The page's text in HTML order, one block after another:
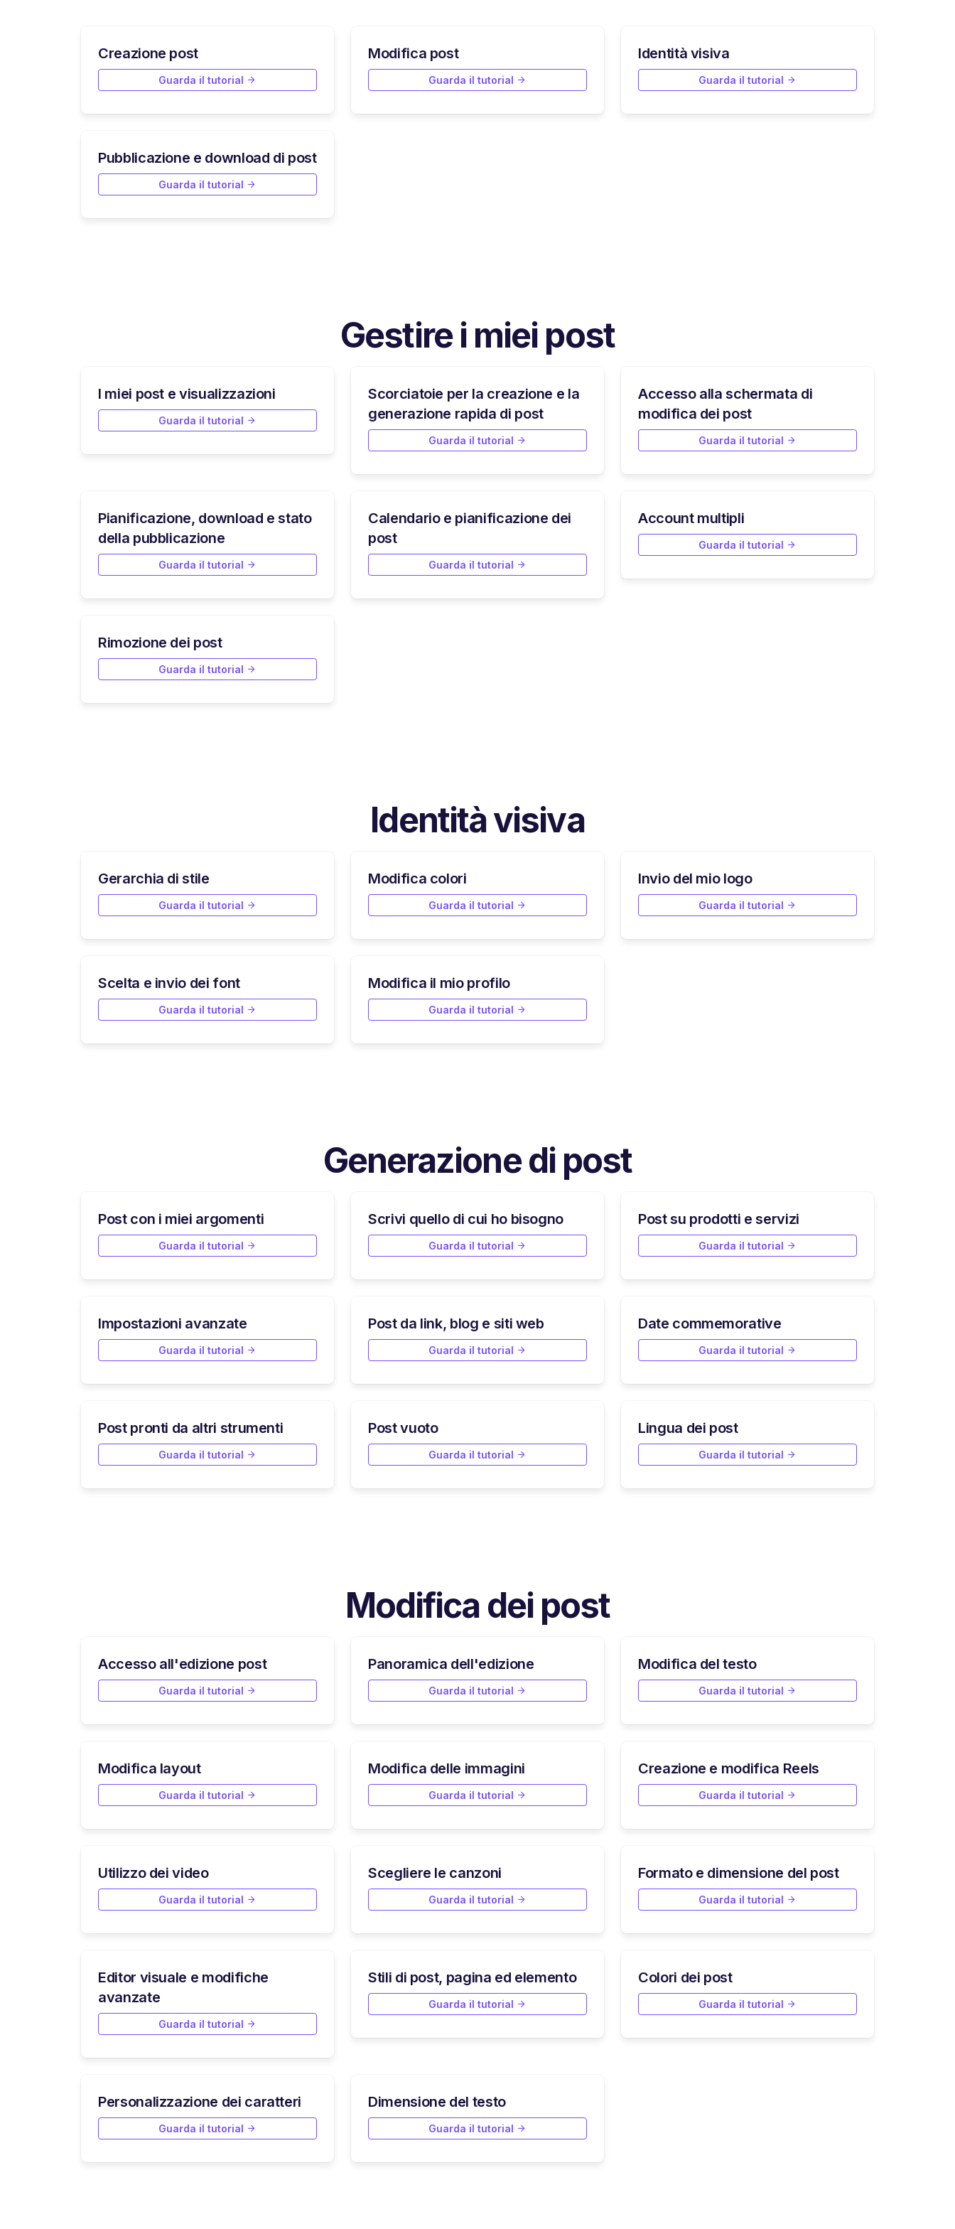
Creazione post
Guarda il tutorial
Modifica post
Guarda il tutorial
Identità visiva
Guarda il tutorial
Pubblicazione e download di post
Guarda il tutorial
Gestire i miei post
I miei post e visualizzazioni
Guarda il tutorial
Scorciatoie per la creazione e la
generazione rapida di post
Guarda il tutorial
Accesso alla schermata di
modifica dei post
Guarda il tutorial
Pianificazione, download e stato
della pubblicazione
Guarda il tutorial
Calendario e pianificazione dei
post
Guarda il tutorial
Account multipli
Guarda il tutorial
Rimozione dei post
Guarda il tutorial
Identità visiva
Gerarchia di stile
Guarda il tutorial
Modifica colori
Guarda il tutorial
Invio del mio logo
Guarda il tutorial
Scelta e invio dei font
Guarda il tutorial
Modifica il mio profilo
Guarda il tutorial
Generazione di post
Post con i miei argomenti
Guarda il tutorial
Scrivi quello di cui ho bisogno
Guarda il tutorial
Post su prodotti e servizi
Guarda il tutorial
Impostazioni avanzate
Guarda il tutorial
Post da link, blog e siti web
Guarda il tutorial
Date commemorative
Guarda il tutorial
Post pronti da altri strumenti
Guarda il tutorial
Post vuoto
Guarda il tutorial
Lingua dei post
Guarda il tutorial
Modifica dei post
Accesso all'edizione post
Guarda il tutorial
Panoramica dell'edizione
Guarda il tutorial
Modifica del testo
Guarda il tutorial
Modifica layout
Guarda il tutorial
Modifica delle immagini
Guarda il tutorial
Creazione e modifica Reels
Guarda il tutorial
Utilizzo dei video
Guarda il tutorial
Scegliere le canzoni
Guarda il tutorial
Formato e dimensione del post
Guarda il tutorial
Editor visuale e modifiche
avanzate
Guarda il tutorial
Stili di post, pagina ed elemento
Guarda il tutorial
Colori dei post
Guarda il tutorial
Personalizzazione dei caratteri
Guarda il tutorial
Dimensione del testo
Guarda il tutorial